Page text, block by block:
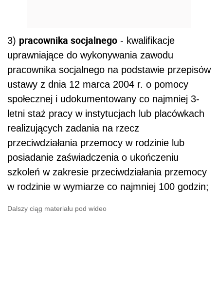
3) pracownika socjalnego - kwalifikacje
uprawniające do wykonywania zawodu
pracownika socjalnego na podstawie przepisów
ustawy z dnia 12 marca 2004 r. o pomocy
społecznej i udokumentowany co najmniej 3-
letni staż pracy w instytucjach lub placówkach
realizujących zadania na rzecz
przeciwdziałania przemocy w rodzinie lub
posiadanie zaświadczenia o ukończeniu
szkoleń w zakresie przeciwdziałania przemocy
w rodzinie w wymiarze co najmniej 100 godzin;
Dalszy ciąg materiału pod wideo